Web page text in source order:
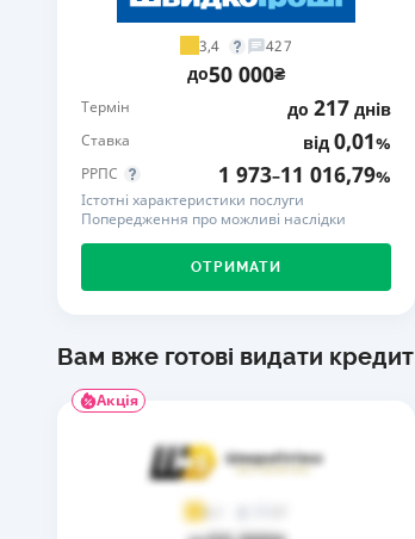
3,4 427
до50 000₴
Термін до 217 днів
Ставка від 0,01%
РРПС 1 973–11 016,79%
Істотні характеристики послуги
Попередження про можливі наслідки
ОТРИМАТИ
Вам вже готові видати кредит
Акція
4,1